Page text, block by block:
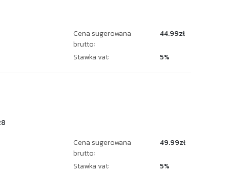
Cena sugerowana
brutto:
44.99zł
Stawka vat: 5%
Cena sugerowana
brutto:
49.99zł
Stawka vat: 5%